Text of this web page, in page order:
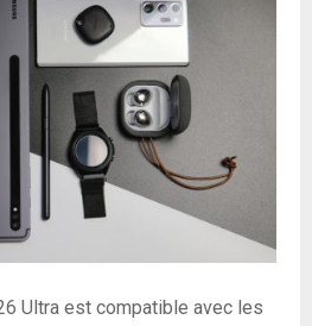
Ultra est compatible avec les